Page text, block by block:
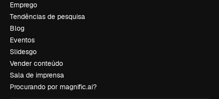
Emprego
Tendências de pesquisa
Blog
Eventos
Slidesgo
Vender conteúdo
Sala de imprensa
Procurando por magnific.ai?